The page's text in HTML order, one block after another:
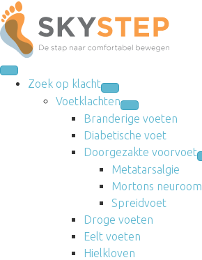
Zoek op klacht
Voetklachten
Branderige voeten
Diabetische voet
Doorgezakte voorvoet
Metatarsalgie
Mortons neuroom
Spreidvoet
Droge voeten
Eelt voeten
Hielkloven